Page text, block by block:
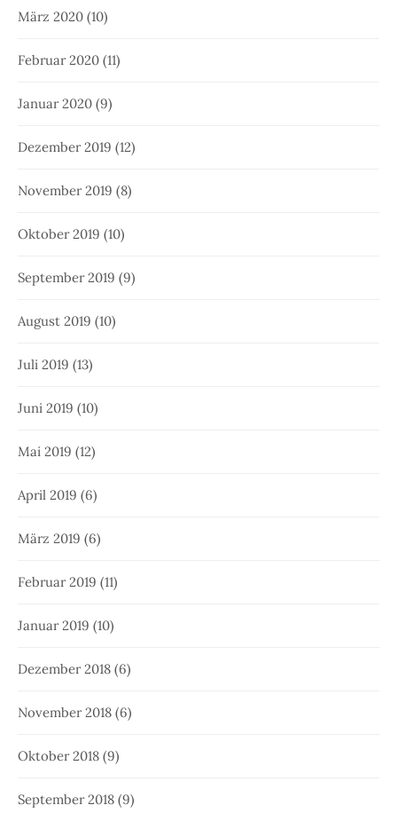
März 2020 (10)
Februar 2020 (11)
Januar 2020 (9)
Dezember 2019 (12)
November 2019 (8)
Oktober 2019 (10)
September 2019 (9)
August 2019 (10)
Juli 2019 (13)
Juni 2019 (10)
Mai 2019 (12)
April 2019 (6)
März 2019 (6)
Februar 2019 (11)
Januar 2019 (10)
Dezember 2018 (6)
November 2018 (6)
Oktober 2018 (9)
September 2018 (9)